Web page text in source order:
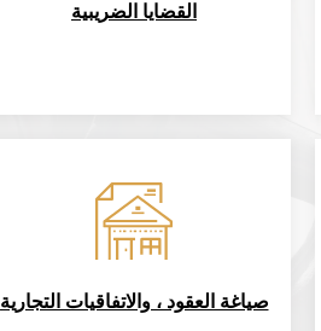
القضايا الضريبية
صياغة العقود ، والاتفاقيات التجارية